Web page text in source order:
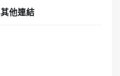
他連結